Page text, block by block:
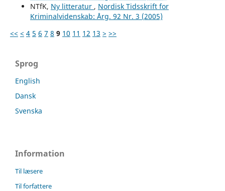
NTfK, Ny litteratur , Nordisk Tidsskrift for
Kriminalvidenskab: Årg. 92 Nr. 3 (2005)
<< < 4 5 6 7 8 9 10 11 12 13 > >>
Sprog
English
Dansk
Svenska
Information
Til læsere
Til forfattere